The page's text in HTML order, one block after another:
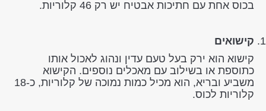
בכוס אחת עם חתיכות אבטיח יש רק 46 קלוריות.
קישואים
קישוא הוא ירק בעל טעם עדין ונהוג לאכול אותו
כתוספת או בשילוב עם מאכלים נוספים. הקישוא
משביע ובריא, הוא מכיל כמות נמוכה של קלוריות, כ-18
קלוריות לכוס.